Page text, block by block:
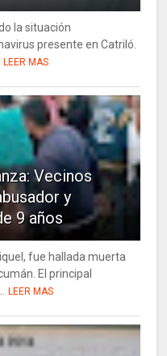
la situación
presente en Catriló.
LEER MAS
Vecinos
y
9 años
fue hallada muerta
El principal
LEER MAS